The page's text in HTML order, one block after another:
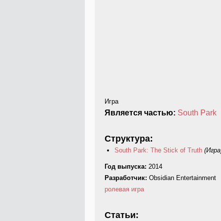
Игра
Является частью: South Park
Структура:
South Park: The Stick of Truth
Год выпуска: 2014
Разработчик: Obsidian Entertainment
ролевая игра
Статьи: